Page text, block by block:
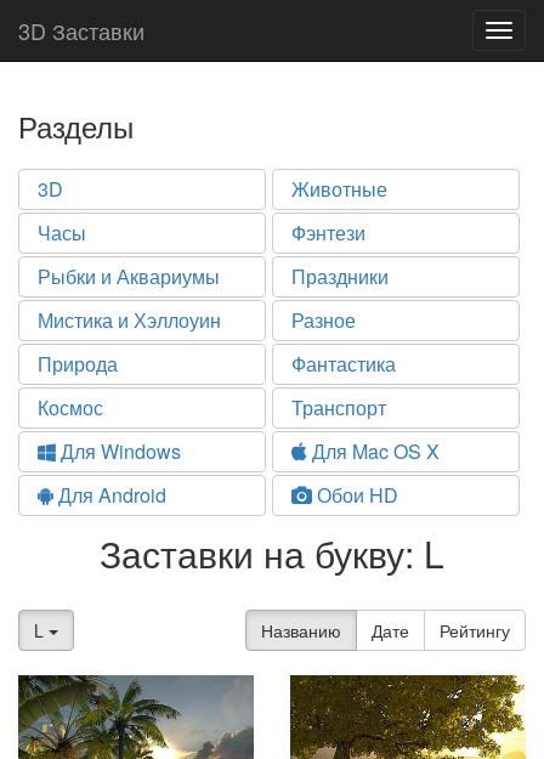
3D Заставки
Разделы
3D
Животные
Часы
Фэнтези
Рыбки и Аквариумы
Праздники
Мистика и Хэллоуин
Разное
Природа
Фантастика
Космос
Транспорт
Для Windows
Для Mac OS X
Для Android
Обои HD
Заставки на букву: L
L Названию Дате Рейтингу